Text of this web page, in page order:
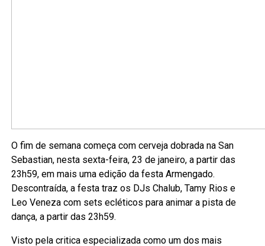
O fim de semana começa com cerveja dobrada na San
Sebastian, nesta sexta-feira, 23 de janeiro, a partir das
23h59, em mais uma edição da festa Armengado.
Descontraída, a festa traz os DJs Chalub, Tamy Rios e
Leo Veneza com sets ecléticos para animar a pista de
dança, a partir das 23h59.
Visto pela critica especializada como um dos mais